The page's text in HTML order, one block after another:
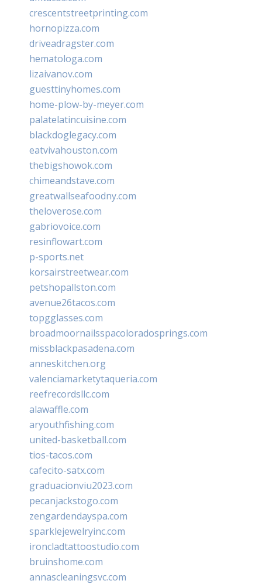
crescentstreetprinting.com
hornopizza.com
driveadragster.com
hematologa.com
lizaivanov.com
guesttinyhomes.com
home-plow-by-meyer.com
palatelatincuisine.com
blackdoglegacy.com
eatvivahouston.com
thebigshowok.com
chimeandstave.com
greatwallseafoodny.com
theloverose.com
gabriovoice.com
resinflowart.com
p-sports.net
korsairstreetwear.com
petshopallston.com
avenue26tacos.com
topgglasses.com
broadmoornailsspacoloradosprings.com
missblackpasadena.com
anneskitchen.org
valenciamarketytaqueria.com
reefrecordsllc.com
alawaffle.com
aryouthfishing.com
united-basketball.com
tios-tacos.com
cafecito-satx.com
graduacionviu2023.com
pecanjackstogo.com
zengardendayspa.com
sparklejewelryinc.com
ironcladtattoostudio.com
bruinshome.com
annascleaningsvc.com